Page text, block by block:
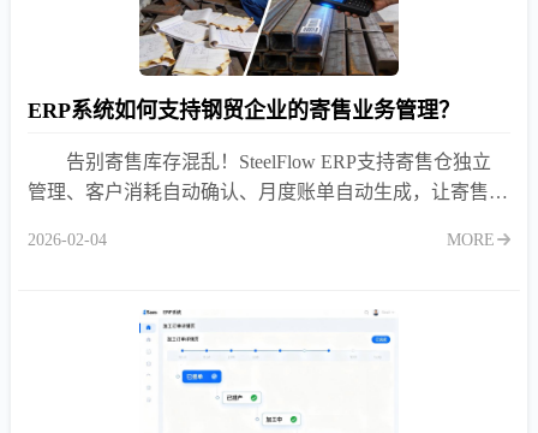
ERP系统如何支持钢贸企业的寄售业务管理？
告别寄售库存混乱！SteelFlow ERP支持寄售仓独立
管理、客户消耗自动确认、月度账单自动生成，让寄售业
2026-02-04 MORE